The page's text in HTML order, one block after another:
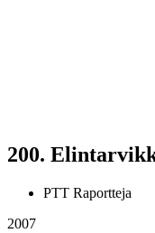
200.
PTT Raportteja
2007